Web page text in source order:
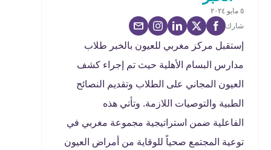
٥ مايو ٢٠٢٤
شارك
إستقبل مركز مغربي للعيون بالخبر طلاب
مدارس البسام الأهلية حيث تم إجراء كشف
العيون المجاني على الطلاب وتقديم النصائح
الطبية والتوصيات اللازمة. وتأتي هذه
الفاعلية ضمن استراتيجية مجموعة مغربي في
توعية المجتمع صحياً للوقاية من أمراض العيون